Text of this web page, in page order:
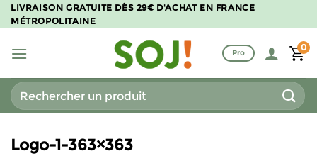
Passer
au
LIVRAISON GRATUITE DÈS 29€ D'ACHAT EN FRANCE
MÉTROPOLITAINE
Pro
0
Recherche
pour :
Logo-1-363×363